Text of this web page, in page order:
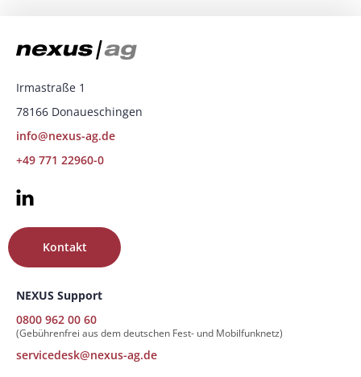
Irmastraße 1
78166 Donaueschingen
info@nexus-ag.de
+49 771 22960-0
NEXUS Support
0800 962 00 60
(Gebührenfrei aus dem deutschen Fest- und Mobilfunknetz)
servicedesk@nexus-ag.de
Kontakt